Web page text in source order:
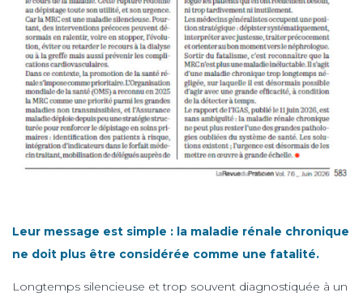
Leur message est simple : la maladie rénale chronique
ne doit plus être considérée comme une fatalité.
Longtemps silencieuse et trop souvent diagnostiquée à un